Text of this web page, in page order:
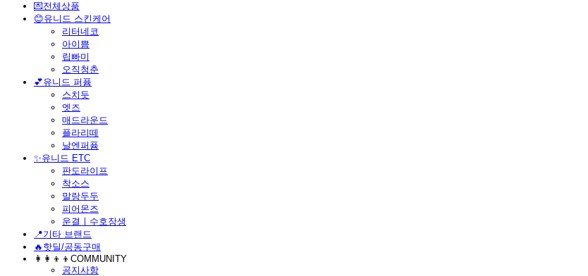
💌전체상품
😊유니드 스킨케어
리터네코
아이쁨
립빠미
오직청춘
💕유니드 퍼퓸
스치듯
엣즈
매드라운드
플라리떼
날엔퍼퓸
​✨유니드 ETC
판도라이프
착소스
말랑두두
피어몬즈
운결ㅣ수호장생
📍기타 브랜드
🔥핫딜/공동구매
👩‍👩‍👦‍👦COMMUNITY
공지사항